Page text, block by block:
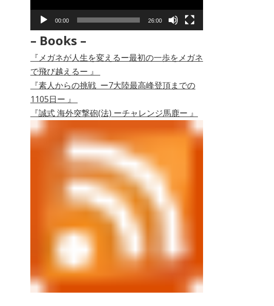
ヤ
00:00 26:00
– Books –
『メガネが人生を変えるー最初の一歩をメガネ
で飛び越えるー 』
『素人からの挑戦 ー7大陸最高峰登頂までの
1105日ー 』
『誠式 海外突撃砲(法) ーチャレンジ馬鹿ー 』